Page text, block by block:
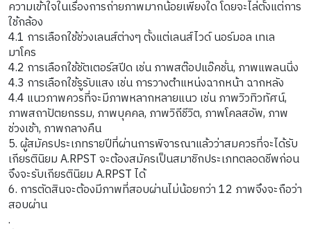
ความเข้าใจในเรื่องการถ่ายภาพมากน้อยเพียงใด โดยจะไล่ตั้งแต่การ
ใช้กล้อง
4.1 การเลือกใช้ช่วงเลนส์ต่างๆ ตั้งแต่เลนส์ไวด์ นอร์มอล เทเล
มาโคร
4.2 การเลือกใช้ชัตเตอร์สปีด เช่น ภาพสต๊อปแอ๊คชั่น, ภาพแพลนนิ่ง
4.3 การเลือกใช้รูรับแสง เช่น การวางตำแหน่งฉากหน้า ฉากหลัง
4.4 แนวภาพควรที่จะมีภาพหลากหลายแนว เช่น ภาพวิวทิวทัศน์,
ภาพสถาปัตยกรรม, ภาพบุคคล, ภาพวิถีชีวิต, ภาพโคลสอัพ, ภาพ
ช่วงเช้า, ภาพกลางคืน
5. ผู้สมัครประเภทรายปีที่ผ่านการพิจารณาแล้วว่าสมควรที่จะได้รับ
เกียรตินิยม A.RPST จะต้องสมัครเป็นสมาชิกประเภทตลอดชีพก่อน
จึงจะรับเกียรตินิยม A.RPST ได้
6. การตัดสินจะต้องมีภาพที่สอบผ่านไม่น้อยกว่า 12 ภาพจึงจะถือว่า
สอบผ่าน
.